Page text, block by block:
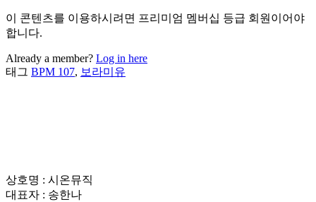
이 콘텐츠를 이용하시려면 프리미엄 멤버십 등급 회원이어야
합니다.
Already a member? Log in here
태그 BPM 107, 보라미유
상호명 : 시온뮤직
대표자 : 송한나